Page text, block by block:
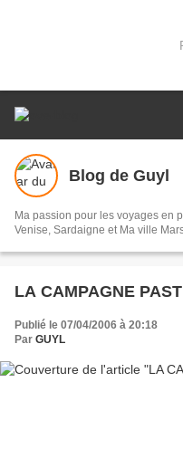
Blog de Guyl
Ma passion pour les voyages en
Venise, Sardaigne et Ma ville
LA CAMPAGNE
Publié le 07/04/2006 à 20:18
Par GUYL